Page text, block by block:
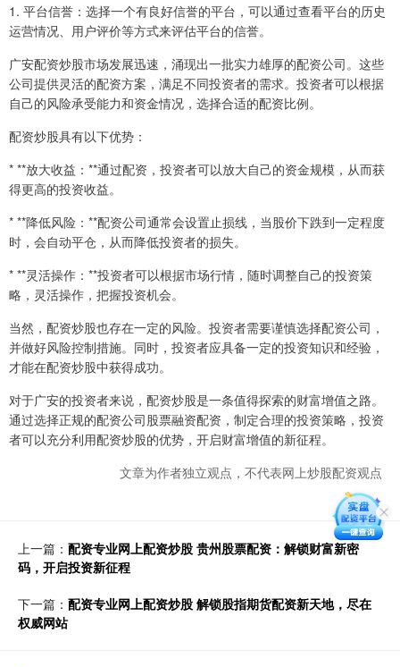
1. 平台信誉：选择一个有良好信誉的平台，可以通过查看平台的历史
运营情况、用户评价等方式来评估平台的信誉。
广安配资炒股市场发展迅速，涌现出一批实力雄厚的配资公司。这些
公司提供灵活的配资方案，满足不同投资者的需求。投资者可以根据
自己的风险承受能力和资金情况，选择合适的配资比例。
配资炒股具有以下优势：
* **放大收益：**通过配资，投资者可以放大自己的资金规模，从而获
得更高的投资收益。
* **降低风险：**配资公司通常会设置止损线，当股价下跌到一定程度
时，会自动平仓，从而降低投资者的损失。
* **灵活操作：**投资者可以根据市场行情，随时调整自己的投资策
略，灵活操作，把握投资机会。
当然，配资炒股也存在一定的风险。投资者需要谨慎选择配资公司，
并做好风险控制措施。同时，投资者应具备一定的投资知识和经验，
才能在配资炒股中获得成功。
对于广安的投资者来说，配资炒股是一条值得探索的财富增值之路。
通过选择正规的配资公司股票融资配资，制定合理的投资策略，投资
者可以充分利用配资炒股的优势，开启财富增值的新征程。
文章为作者独立观点，不代表网上炒股配资观点
上一篇： 配资专业网上配资炒股 贵州股票配资：解锁财富新密
码，开启投资新征程
下一篇： 配资专业网上配资炒股 解锁股指期货配资新天地，尽在
权威网站